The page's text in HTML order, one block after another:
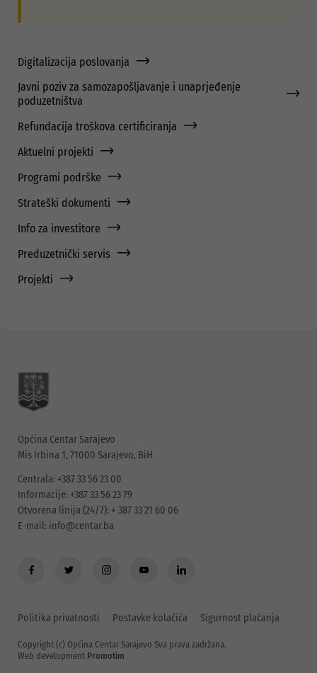
Digitalizacija poslovanja
Javni poziv za samozapošljavanje i unaprjeđenje
poduzetništva
Refundacija troškova certificiranja
Aktuelni projekti
Programi podrške
Strateški dokumenti
Info za investitore
Preduzetnički servis
Projekti
Općina Centar Sarajevo
Mis Irbina 1, 71000 Sarajevo, BiH
Centrala: +387 33 56 23 00
Informacije: +387 33 56 23 79
Otvorena linija (24/7): + 387 33 21 60 06
E-mail: info@centar.ba
Politika privatnosti Postavke kolačića Sigurnost plaćanja
Copyright (c) Općina Centar Sarajevo Sva prava zadržana.
Web development Promotim